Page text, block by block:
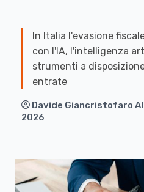
In Italia l'evasione
con l'IA, l'intelligenza
strumenti a
entrate
Davide Giancristofaro
2026